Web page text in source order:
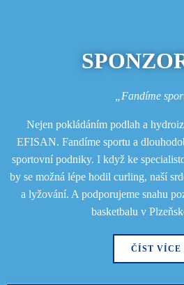
„Fandíme
Nejen pokládáním podlah a
EFISAN. Fandíme sportu a
sportovní podniky. I když ke
by se možná lépe hodil curling, naší
a lyžování. A podporujeme snahu
basketbalu v
ČÍST VÍCE